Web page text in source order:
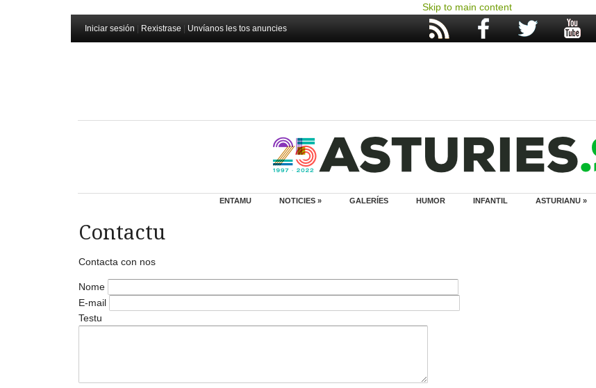
Skip to main content
Iniciar sesión Rexistrase Unvíanos les tos anuncies
ENTAMU NOTICIES » GALERÍES HUMOR INFANTIL ASTURIANU »
Contactu
Contacta con nos
Nome
E-mail
Testu